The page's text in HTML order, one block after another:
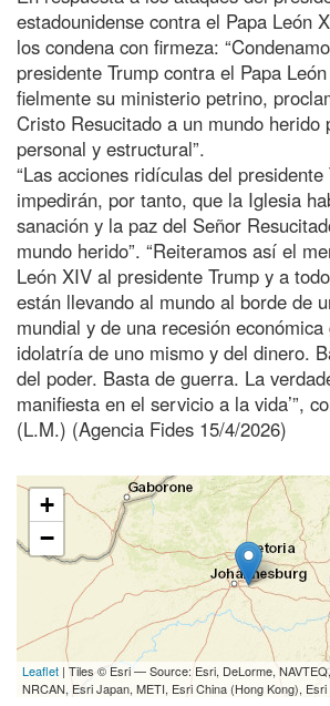
estadounidense contra el Papa León
los condena con firmeza:
presidente Trump contra el Papa
fielmente su ministerio petrino,
Cristo Resucitado a un mundo herido
personal y estructural”.
“Las acciones ridículas del presidente
impedirán, por tanto, que la Iglesia
sanación y la paz del Señor
mundo herido”. “Reiteramos así el
León XIV al presidente Trump y a
están llevando al mundo al borde de
mundial y de una recesión económica
idolatría de uno mismo y del dinero.
del poder. Basta de guerra. La
manifiesta en el servicio a la vida’”,
(L.M.) (Agencia Fides 15/4/2026)
+
−
Leaflet | Tiles © Esri — Source: Esri, DeLorme,
NRCAN, Esri Japan, METI, Esri China (Hong Kong),